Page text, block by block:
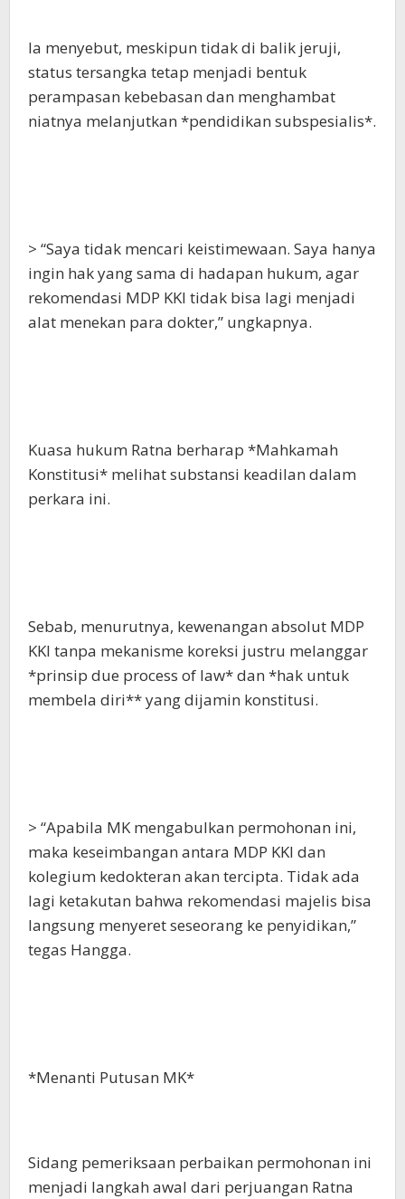
Ia menyebut, meskipun tidak di balik jeruji,
status tersangka tetap menjadi bentuk
perampasan kebebasan dan menghambat
niatnya melanjutkan *pendidikan subspesialis*.
> “Saya tidak mencari keistimewaan. Saya hanya
ingin hak yang sama di hadapan hukum, agar
rekomendasi MDP KKI tidak bisa lagi menjadi
alat menekan para dokter,” ungkapnya.
Kuasa hukum Ratna berharap *Mahkamah
Konstitusi* melihat substansi keadilan dalam
perkara ini.
Sebab, menurutnya, kewenangan absolut MDP
KKI tanpa mekanisme koreksi justru melanggar
*prinsip due process of law* dan *hak untuk
membela diri** yang dijamin konstitusi.
> “Apabila MK mengabulkan permohonan ini,
maka keseimbangan antara MDP KKI dan
kolegium kedokteran akan tercipta. Tidak ada
lagi ketakutan bahwa rekomendasi majelis bisa
langsung menyeret seseorang ke penyidikan,”
tegas Hangga.
*Menanti Putusan MK*
Sidang pemeriksaan perbaikan permohonan ini
menjadi langkah awal dari perjuangan Ratna